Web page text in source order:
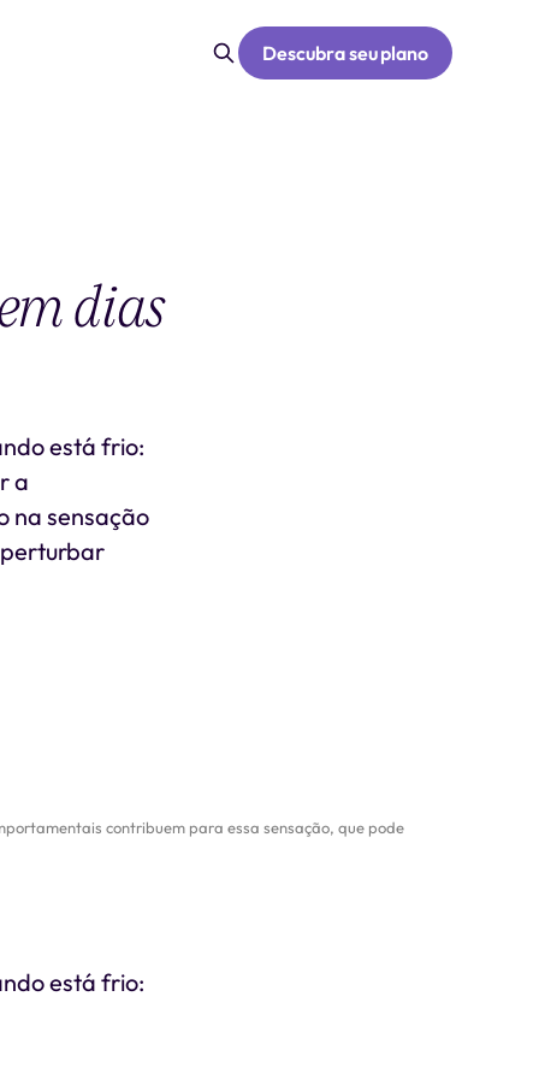
Descubra seu plano
dias
está frio:
a
na sensação
perturbar
contribuem para essa sensação, que pode
está frio: